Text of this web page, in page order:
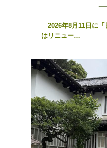
2026年8月11日に「
はリニュー…